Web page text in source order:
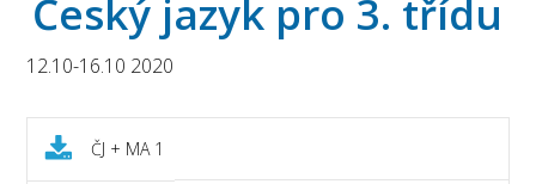
Český jazyk pro 3. třídu
12.10-16.10 2020
ČJ + MA 1